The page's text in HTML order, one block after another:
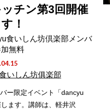
チン第3回開催
！
食いしん坊倶楽部メンバ
無料
いしん坊俱楽部
ー限定イベント「dancyu
ます。講師は、軽井沢